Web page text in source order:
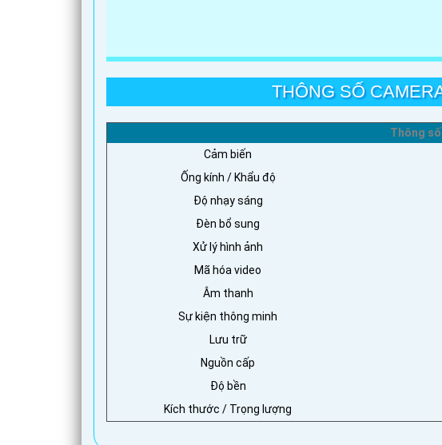
THÔNG SỐ
Thông
Cảm biến
Ống kính / Khẩu độ
Độ nhạy sáng
Đèn bổ sung
Xử lý hình ảnh
Mã hóa video
Âm thanh
Sự kiện thông minh
Lưu trữ
Nguồn cấp
Độ bền
Kích thước / Trọng lượng